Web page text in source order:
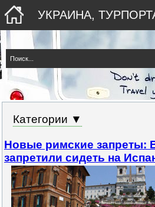
УКРАИНА,
Категории ▼
Новые римские запреты:
запретили сидеть на